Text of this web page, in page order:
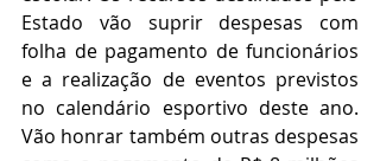
Estado vão suprir despesas com
folha de pagamento de funcionários
e a realização de eventos previstos
no calendário esportivo deste ano.
Vão honrar também outras despesas